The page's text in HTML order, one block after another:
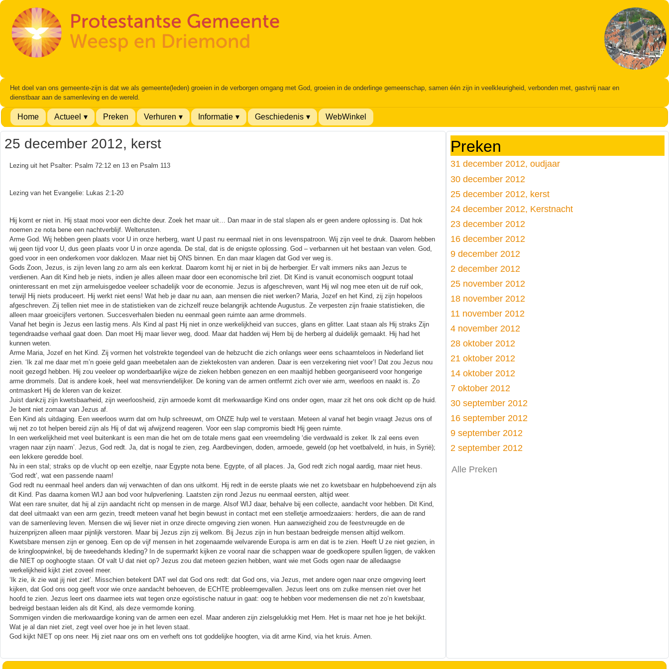
Het doel van ons gemeente-zijn is dat we als gemeente(leden) groeien in de verborgen omgang met God, groeien in de onderlinge gemeenschap, samen één zijn in veelkleurigheid, verbonden met, gastvrij naar en
dienstbaar aan de samenleving en de wereld.
Home Actueel Preken Verhuren Informatie Geschiedenis WebWinkel
25 december 2012, kerst
Lezing uit het Psalter: Psalm 72:12 en 13 en Psalm 113
Lezing van het Evangelie: Lukas 2:1-20
Hij komt er niet in. Hij staat mooi voor een dichte deur. Zoek het maar uit… Dan maar in de stal slapen als er geen andere oplossing is. Dat hok
noemen ze nota bene een nachtverblijf. Welterusten.
Arme God. Wij hebben geen plaats voor U in onze herberg, want U past nu eenmaal niet in ons levenspatroon. Wij zijn veel te druk. Daarom hebben
wij geen tijd voor U, dus geen plaats voor U in onze agenda. De stal, dat is de enigste oplossing. God – verbannen uit het bestaan van velen. God,
goed voor in een onderkomen voor daklozen. Maar niet bij ONS binnen. En dan maar klagen dat God ver weg is.
Gods Zoon, Jezus, is zijn leven lang zo arm als een kerkrat. Daarom komt hij er niet in bij de herbergier. Er valt immers niks aan Jezus te
verdienen. Aan dit Kind heb je niets, indien je alles alleen maar door een economische bril ziet. Dit Kind is vanuit economisch oogpunt totaal
oninteressant en met zijn armeluisgedoe veeleer schadelijk voor de economie. Jezus is afgeschreven, want Hij wil nog mee eten uit de ruif ook,
terwijl Hij niets produceert. Hij werkt niet eens! Wat heb je daar nu aan, aan mensen die niet werken? Maria, Jozef en het Kind, zij zijn hopeloos
afgeschreven. Zij tellen niet mee in de statistieken van de zichzelf reuze belangrijk achtende Augustus. Ze verpesten zijn fraaie statistieken, die
alleen maar groeicijfers vertonen. Succesverhalen bieden nu eenmaal geen ruimte aan arme drommels.
Vanaf het begin is Jezus een lastig mens. Als Kind al past Hij niet in onze werkelijkheid van succes, glans en glitter. Laat staan als Hij straks Zijn
tegendraadse verhaal gaat doen. Dan moet Hij maar liever weg, dood. Maar dat hadden wij Hem bij de herberg al duidelijk gemaakt. Hij had het
kunnen weten.
Arme Maria, Jozef en het Kind. Zij vormen het volstrekte tegendeel van de hebzucht die zich onlangs weer eens schaamteloos in Nederland liet
zien. ‘Ik zal me daar met m’n goeie geld gaan meebetalen aan de ziektekosten van anderen. Daar is een verzekering niet voor’! Dat zou Jezus nou
nooit gezegd hebben. Hij zou veeleer op wonderbaarlijke wijze de zieken hebben genezen en een maaltijd hebben georganiseerd voor hongerige
arme drommels. Dat is andere koek, heel wat mensvriendelijker. De koning van de armen ontfermt zich over wie arm, weerloos en naakt is. Zo
ontmaskert Hij de kleren van de keizer.
Juist dankzij zijn kwetsbaarheid, zijn weerloosheid, zijn armoede komt dit merkwaardige Kind ons onder ogen, maar zit het ons ook dicht op de huid.
Je bent niet zomaar van Jezus af.
Een Kind als uitdaging. Een weerloos wurm dat om hulp schreeuwt, om ONZE hulp wel te verstaan. Meteen al vanaf het begin vraagt Jezus ons of
wij net zo tot helpen bereid zijn als Hij of dat wij afwijzend reageren. Voor een slap compromis biedt Hij geen ruimte.
In een werkelijkheid met veel buitenkant is een man die het om de totale mens gaat een vreemdeling ‘die verdwaald is zeker. Ik zal eens even
vragen naar zijn naam’. Jezus, God redt. Ja, dat is nogal te zien, zeg. Aardbevingen, doden, armoede, geweld (op het voetbalveld, in huis, in Syrië);
een lekkere geredde boel.
Nu in een stal; straks op de vlucht op een ezeltje, naar Egypte nota bene. Egypte, of all places. Ja, God redt zich nogal aardig, maar niet heus.
‘God redt’, wat een passende naam!
God redt nu eenmaal heel anders dan wij verwachten of dan ons uitkomt. Hij redt in de eerste plaats wie net zo kwetsbaar en hulpbehoevend zijn als
dit Kind. Pas daarna komen WIJ aan bod voor hulpverlening. Laatsten zijn rond Jezus nu eenmaal eersten, altijd weer.
Wat een rare snuiter, dat hij al zijn aandacht richt op mensen in de marge. Alsof WIJ daar, behalve bij een collecte, aandacht voor hebben. Dit Kind,
dat deel uitmaakt van een arm gezin, treedt meteen vanaf het begin bewust in contact met een stelletje armoedzaaiers: herders, die aan de rand
van de samenleving leven. Mensen die wij liever niet in onze directe omgeving zien wonen. Hun aanwezigheid zou de feestvreugde en de
huizenprijzen alleen maar pijnlijk verstoren. Maar bij Jezus zijn zij welkom. Bij Jezus zijn in hun bestaan bedreigde mensen altijd welkom.
Kwetsbare mensen zijn er genoeg. Een op de vijf mensen in het zogenaamde welvarende Europa is arm en dat is te zien. Heeft U ze niet gezien, in
de kringloopwinkel, bij de tweedehands kleding? In de supermarkt kijken ze vooral naar die schappen waar de goedkopere spullen liggen, de vakken
die NIET op ooghoogte staan. Of valt U dat niet op? Jezus zou dat meteen gezien hebben, want wie met Gods ogen naar de alledaagse
werkelijkheid kijkt ziet zoveel meer.
‘Ik zie, ik zie wat jij niet ziet’. Misschien betekent DAT wel dat God ons redt: dat God ons, via Jezus, met andere ogen naar onze omgeving leert
kijken, dat God ons oog geeft voor wie onze aandacht behoeven, de ECHTE probleemgevallen. Jezus leert ons om zulke mensen niet over het
hoofd te zien. Jezus leert ons daarmee iets wat tegen onze egoïstische natuur in gaat: oog te hebben voor medemensen die net zo’n kwetsbaar,
bedreigd bestaan leiden als dit Kind, als deze vermomde koning.
Sommigen vinden die merkwaardige koning van de armen een ezel. Maar anderen zijn zielsgelukkig met Hem. Het is maar net hoe je het bekijkt.
Wat je al dan niet ziet, zegt veel over hoe je in het leven staat.
God kijkt NIET op ons neer. Hij ziet naar ons om en verheft ons tot goddelijke hoogten, via dit arme Kind, via het kruis. Amen.
Preken
31 december 2012, oudjaar
30 december 2012
25 december 2012, kerst
24 december 2012, Kerstnacht
23 december 2012
16 december 2012
9 december 2012
2 december 2012
25 november 2012
18 november 2012
11 november 2012
4 november 2012
28 oktober 2012
21 oktober 2012
14 oktober 2012
7 oktober 2012
30 september 2012
16 september 2012
9 september 2012
2 september 2012
Alle Preken